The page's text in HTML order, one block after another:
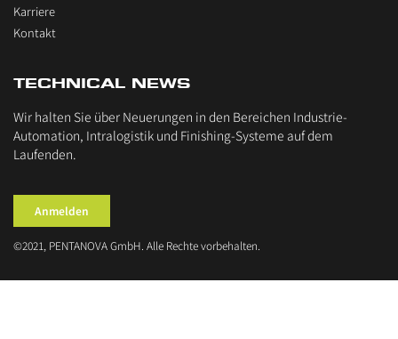
Karriere
Kontakt
TECHNICAL NEWS
Wir halten Sie über Neuerungen in den Bereichen Industrie-
Automation, Intralogistik und Finishing-Systeme auf dem
Laufenden.
Anmelden
©2021, PENTANOVA GmbH. Alle Rechte vorbehalten.